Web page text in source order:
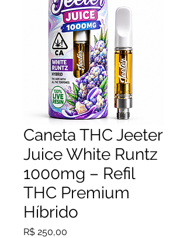
Caneta THC Jeeter
Juice White Runtz
1000mg – Refil
THC Premium
Híbrido
R$ 250,00